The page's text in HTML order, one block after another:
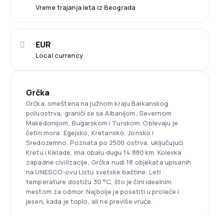
Vreme trajanja leta iz Beograda
Local currency
EUR
Grčka
Grčka, smeštena na južnom kraju Balkanskog
poluostrva, graniči se sa Albanijom, Severnom
Makedonijom, Bugarskom i Turskom. Oblevaju je
četiri mora: Egejsko, Kretansko, Jonsko i
Sredozemno. Poznata po 2500 ostrva, uključujući
Kretu i Kiklade, ima obalu dugu 14.880 km. Kolevka
zapadne civilizacije, Grčka nudi 18 objekata upisanih
na UNESCO-ovu Listu svetske baštine. Leti
temperature dostižu 30 °C, što je čini idealnim
mestom za odmor. Najbolje je posetiti u proleće i
jesen, kada je toplo, ali ne previše vruće.